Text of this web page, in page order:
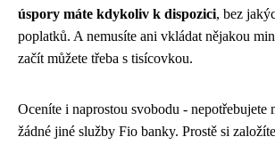
úspory máte kdykoliv k dispozici, bez
poplatků. A nemusíte ani vkládat nějakou
začít můžete třeba s tisícovkou.
Oceníte i naprostou svobodu - nepotřebujete
žádné jiné služby Fio banky. Prostě si